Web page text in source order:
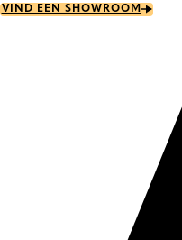
Skip
VIND EEN SHOWROOM